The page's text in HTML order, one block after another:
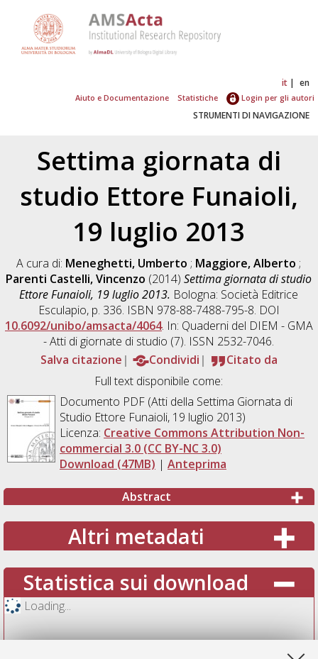
it en
Aiuto e Documentazione Statistiche Login per gli autori
STRUMENTI DI NAVIGAZIONE
Settima giornata di
studio Ettore Funaioli,
19 luglio 2013
A cura di: Meneghetti, Umberto ; Maggiore, Alberto ;
Parenti Castelli, Vincenzo (2014)Settima giornata di studio
Ettore Funaioli, 19 luglio 2013. Bologna: Società Editrice
Esculapio, p. 336. ISBN 978-88-7488-795-8. DOI
10.6092/unibo/amsacta/4064. In: Quaderni del DIEM - GMA
- Atti di giornate di studio (7). ISSN 2532-7046.
Salva citazione
Condividi
Citato da
Full text disponibile come:
Documento PDF (Atti della Settima Giornata di
Studio Ettore Funaioli, 19 luglio 2013)
Licenza: Creative Commons Attribution Non-
commercial 3.0 (CC BY-NC 3.0)
Download (47MB) | Anteprima
Abstract
Altri metadati
Statistica sui download
Loading...